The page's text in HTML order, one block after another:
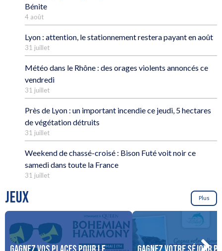
Bénite
4 août
Lyon : attention, le stationnement restera payant en août
31 juillet
Météo dans le Rhône : des orages violents annoncés ce
vendredi
31 juillet
Près de Lyon : un important incendie ce jeudi, 5 hectares
de végétation détruits
31 juillet
Weekend de chassé-croisé : Bison Futé voit noir ce
samedi dans toute la France
31 juillet
JEUX Plus